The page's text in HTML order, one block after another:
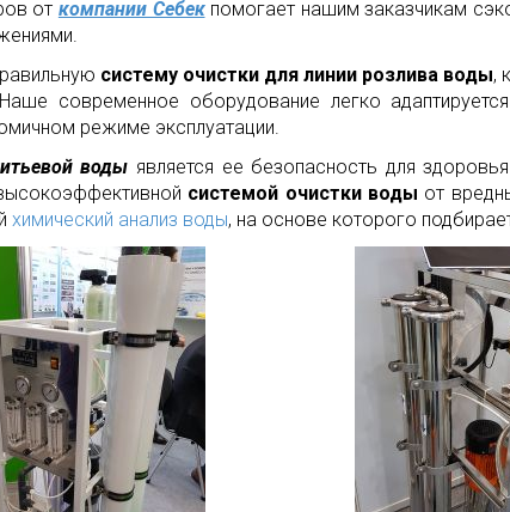
от компании Себекпомогает нашим заказчикам
систему очистки для линии розлива воды,
современное оборудование легко
режиме эксплуатации.
воды является ее безопасность для
системой очистки воды от
химический анализ воды, на основе которого